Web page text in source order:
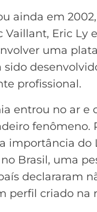
ainda em
Vaillant, Eric Ly
uma
profissional.
entrou no ar e
fenômeno.
importância do
Brasil, uma
declararam
perfil criado na